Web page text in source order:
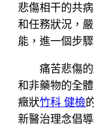
悲傷相干的共
和任務狀況，
能，進一個步
痛苦悲傷
和非藥物的全
癥狀竹科 健檢
新醫治理念倡